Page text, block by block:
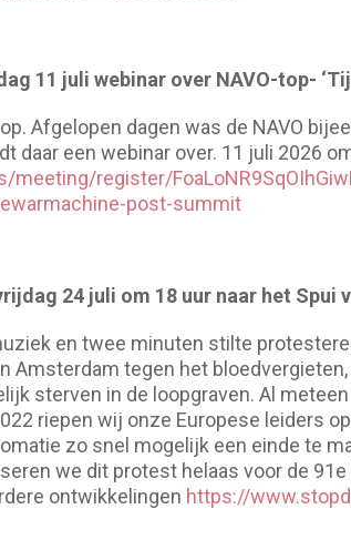
11 juli webinar over NAVO-top-
Afgelopen dagen was de NAVO
daar een webinar over. 11 juli 2026
meeting/register/
post-summit
24 juli om 18 uur naar het Spui
en twee minuten stilte
Amsterdam tegen het
sterven in de loopgraven. Al
riepen wij onze Europese leiders
zo snel mogelijk een einde te
we dit protest helaas voor de
ontwikkelingen https://